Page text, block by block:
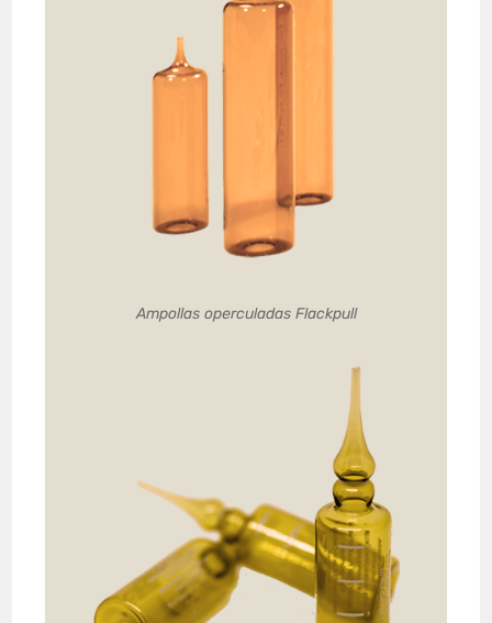
Ampollas operculadas Flackpull